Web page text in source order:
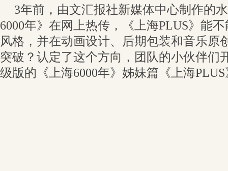
3年前，由文汇报社新媒体中心制作的
6000年》在网上热传，《上海PLUS》能
风格，并在动画设计、后期包装和音乐原
突破？认定了这个方向，团队的小伙伴们
级版的《上海6000年》姊妹篇《上海